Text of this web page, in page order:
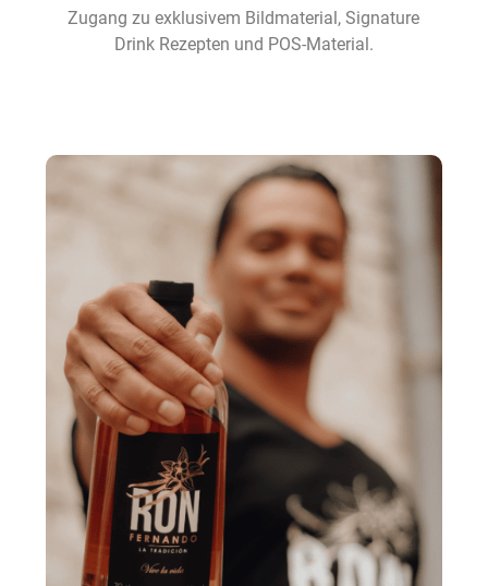
Zugang zu exklusivem Bildmaterial, Signature
Drink Rezepten und POS-Material.